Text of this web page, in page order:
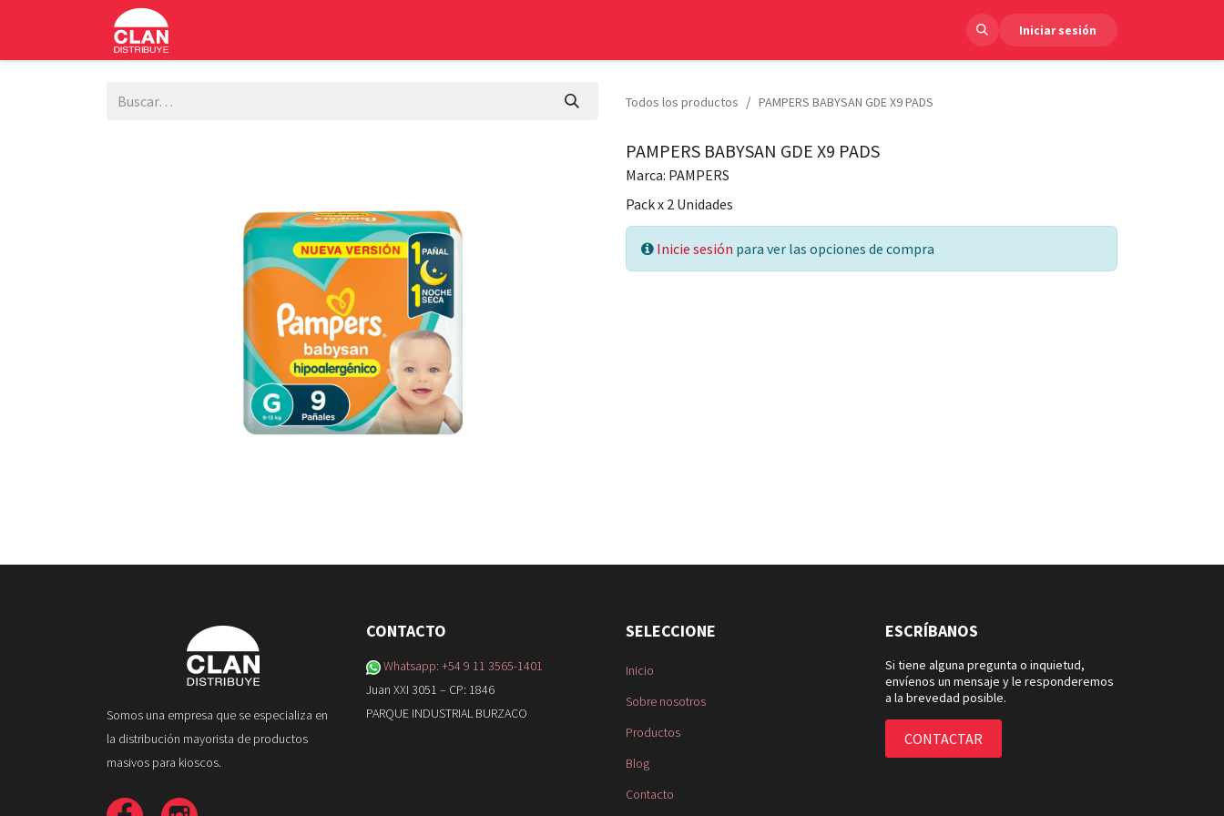
Iniciar sesión
Todos los productos PAMPERS BABYSAN GDE X9 PADS
PAMPERS BABYSAN GDE X9 PADS
Marca: PAMPERS
Packx 2 Unidades
Inicie sesión para ver las opciones de compra
Somos una empresa que se especializa en
la distribución mayorista de productos
masivos para kioscos.
CONTACTO
Whatsapp: +54 9 11 3565-1401
Juan XXI 3051 – CP: 1846
PARQUE INDUSTRIAL BURZACO
SELECCIONE
Inicio
Sobre nosotros
Productos
Blog
Contacto
ESCRÍBANOS
Si tiene alguna pregunta o inquietud,
envíenos un mensaje y le responderemos
a la brevedad posible.
CONTACTAR